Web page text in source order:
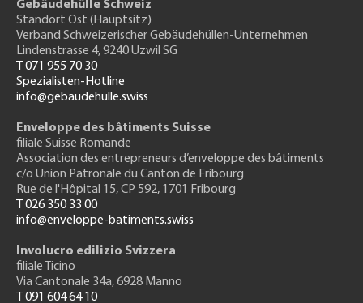
Gebäudehülle Schweiz
Standort Ost (Hauptsitz)
Verband Schweizerischer Gebäudehüllen-Unternehmen
Lindenstrasse 4, 9240 Uzwil SG
T 071 955 70 30
Spezialisten-Hotline
info@gebäudehülle.swiss
Enveloppe des bâtiments Suisse
filiale Suisse Romande
Association des entrepreneurs d’enveloppe des bâtiments
c/o Union Patronale du Canton de Fribourg
Rue de l'Hôpital 15, CP 592, 1701 Fribourg
T 026 350 33 00
info@enveloppe-batiments.swiss
Involucro edilizio Svizzera
filiale Ticino
Via Cantonale 34a, 6928 Manno
T 091 604 64 10